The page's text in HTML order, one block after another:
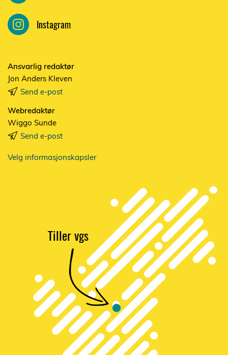
Instagram
Ansvarlig redaktør
Jon Anders Kleven
Send e-post
Webredaktør
Wiggo Sunde
Send e-post
Velg informasjonskapsler
Tiller vgs